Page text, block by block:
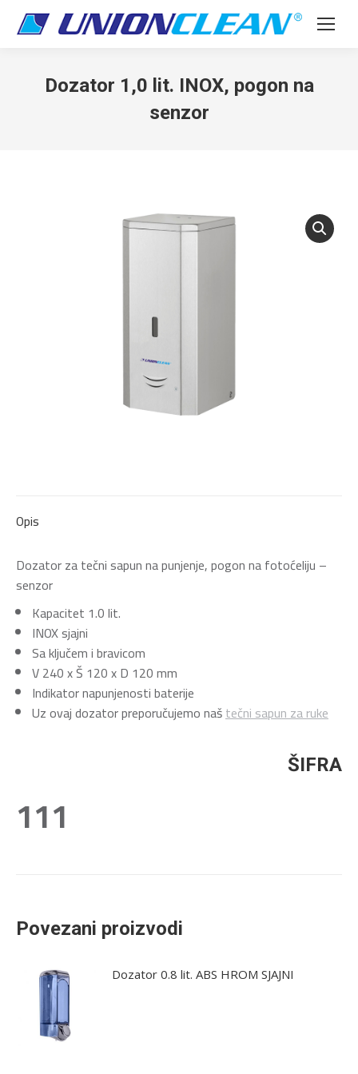
Dozator 1,0 lit. INOX, pogon na
senzor
Opis
Dozator za tečni sapun na punjenje, pogon na fotoćeliju –
senzor
Kapacitet 1.0 lit.
INOX sjajni
Sa ključem i bravicom
V 240 x Š 120 x D 120 mm
Indikator napunjenosti baterije
Uz ovaj dozator preporučujemo naštečni sapun za ruke
ŠIFRA
111
Povezani proizvodi
Dozator 0.8 lit. ABS HROM SJAJNI